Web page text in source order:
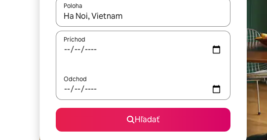
Poloha
Keď budú výsledky k dispozícii, môžete si ich prechádzať
Príchod
Odchod
Hľadať